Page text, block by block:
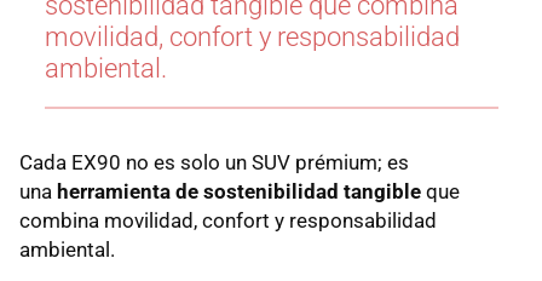
movilidad, confort y responsabilidad
ambiental.
Cada EX90 no es solo un SUV prémium; es
una herramienta de sostenibilidad tangible que
combina movilidad, confort y responsabilidad
ambiental.